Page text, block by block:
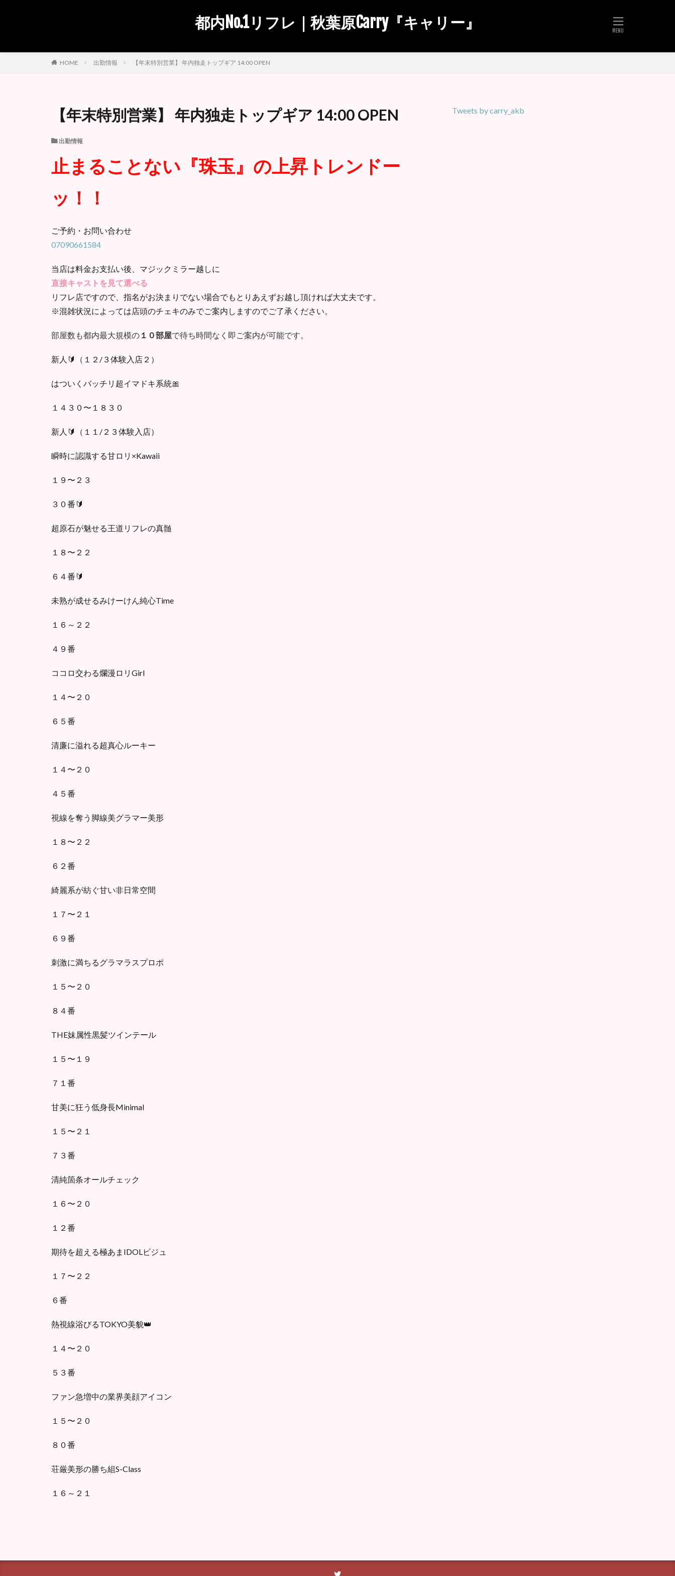
都内No.1リフレ｜秋葉原Carry『キャリー』
HOME 出勤情報 【年末特別営業】 年内独走トップギア 14:00 OPEN
【年末特別営業】 年内独走トップギア 14:00 OPEN
出勤情報
止まることない『珠玉』の上昇トレンドー
ッ！！
ご予約・お問い合わせ
07090661584
当店は料金お支払い後、マジックミラー越しに
直接キャストを見て選べる
リフレ店ですので、指名がお決まりでない場合でもとりあえずお越し頂ければ大丈夫です。
※混雑状況によっては店頭のチェキのみでご案内しますのでご了承ください。
部屋数も都内最大規模の １０部屋で待ち時間なく即ご案内が可能です。
新人🔰（１２/３体験入店２）
はついくバッチリ超イマドキ系統🎀
１４３０〜１８３０
新人🔰（１１/２３体験入店）
瞬時に認識する甘ロリ×Kawaii
１９〜２３
３０番🔰
超原石が魅せる王道リフレの真髄
１８〜２２
６４番🔰
未熟が成せるみけーけん純心Time
１６～２２
４９番
ココロ交わる爛漫ロリGirl
１４〜２０
６５番
清廉に溢れる超真心ルーキー
１４〜２０
４５番
視線を奪う脚線美グラマー美形
１８〜２２
６２番
綺麗系が紡ぐ甘い非日常空間
１７〜２１
６９番
刺激に満ちるグラマラスプロポ
１５〜２０
８４番
THE妹属性黒髪ツインテール
１５〜１９
７１番
甘美に狂う低身長Minimal
１５〜２１
７３番
清純箇条オールチェック
１６〜２０
１２番
期待を超える極あまIDOLビジュ
１７〜２２
６番
熱視線浴びるTOKYO美貌👑
１４〜２０
５３番
ファン急増中の業界美顔アイコン
１５〜２０
８０番
荘厳美形の勝ち組S-Class
１６～２１
Tweets by carry_akb